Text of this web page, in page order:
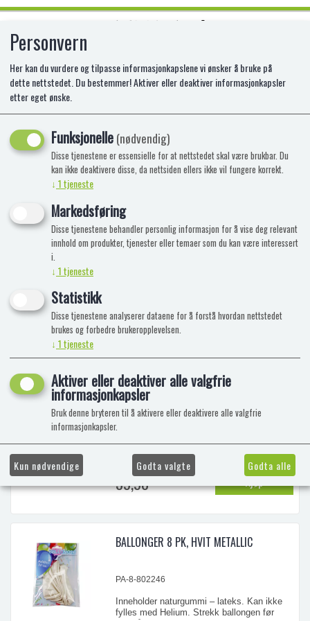
Ballonger
Viser 44 produkter
BALLONGER 8 PK, GRATULERER
39,90
BALLONGER 8 PK, LYS ROSA METALLIC
PA-8-802242
fylles med Helium. Strekk ballongen før
oppblåsning. ADVARSEL! - Ikke for barn
uoppblåste ballonger eller biter av ballonger.
...
39,90 Kjøp
BALLONGER 8 PK, HVIT METALLIC
PA-8-802246
Inneholder naturgummi – lateks. Kan ikke
fylles med Helium. Strekk ballongen før
Personvern
Her kan du vurdere og tilpasse informasjonkapslene vi ønsker å bruke på
dette nettstedet. Du bestemmer! Aktiver eller deaktiver informasjonkapsler
etter eget ønske.
Funksjonelle(nødvendig)
Disse tjenestene er essensielle for at nettstedet skal være brukbar. Du
kan ikke deaktivere disse, da nettsiden ellers ikke vil fungere korrekt.
↓ 1tjeneste
Markedsføring
Disse tjenestene behandler personlig informasjon for å vise deg relevant
innhold om produkter, tjenester eller temaer som du kan være interessert
i.
↓ 1tjeneste
Statistikk
Disse tjenestene analyserer dataene for å forstå hvordan nettstedet
brukes og forbedre brukeropplevelsen.
↓ 1tjeneste
Aktiver eller deaktiver alle valgfrie
informasjonkapsler
Bruk denne bryteren til å aktivere eller deaktivere alle valgfrie
informasjonkapsler.
Kun nødvendige Godta valgte Godta alle